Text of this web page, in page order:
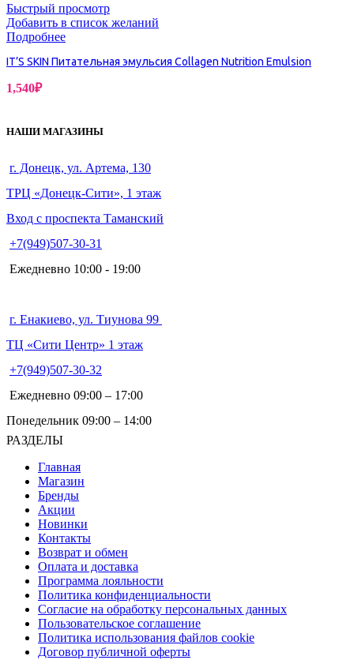
Быстрый просмотр
Добавить в список желаний
Подробнее
IT’S SKIN Питательная эмульсия Collagen Nutrition Emulsion
1,540₽
НАШИ МАГАЗИНЫ
г. Донецк, ул. Артема, 130
ТРЦ «Донецк-Сити», 1 этаж
Вход с проспекта Таманский
+7(949)507-30-31
Ежедневно 10:00 - 19:00
г. Енакиево, ул. Тиунова 99
ТЦ «Сити Центр» 1 этаж
+7(949)507-30-32
Ежедневно 09:00 – 17:00
Понедельник 09:00 – 14:00
РАЗДЕЛЫ
Главная
Магазин
Бренды
Акции
Новинки
Контакты
Возврат и обмен
Оплата и доставка
Программа лояльности
Политика конфиденциальности
Согласие на обработку персональных данных
Пользовательское соглашение
Политика использования файлов cookie
Договор публичной оферты